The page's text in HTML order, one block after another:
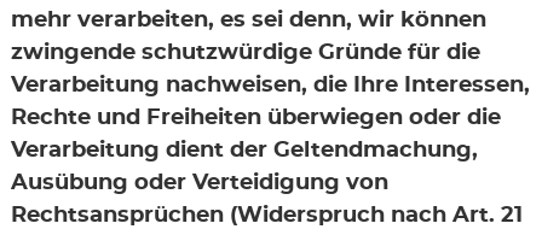
mehr verarbeiten, es sei denn, wir können
zwingende schutzwürdige Gründe für die
Verarbeitung nachweisen, die Ihre Interessen,
Rechte und Freiheiten überwiegen oder die
Verarbeitung dient der Geltendmachung,
Ausübung oder Verteidigung von
Rechtsansprüchen (Widerspruch nach Art. 21